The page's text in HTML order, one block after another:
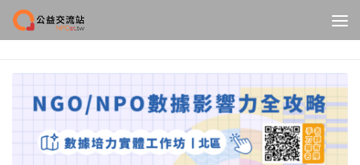
Skip to content